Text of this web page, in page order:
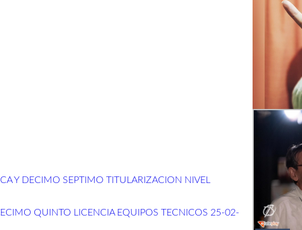
Y DECIMO SEPTIMO TITULARIZACION NIVEL
QUINTO LICENCIA EQUIPOS TECNICOS 25-02-